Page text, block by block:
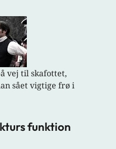
vej til skafottet,
sået vigtige frø i
funktion